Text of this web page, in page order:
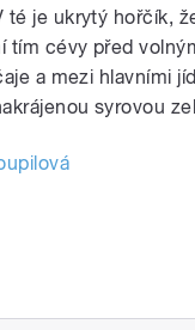
té je ukrytý hořčík,
tím cévy před
a mezi hlavními
syrovou